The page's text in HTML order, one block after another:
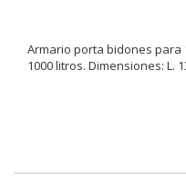
Armario porta bidones para
1000 litros. Dimensiones: L.